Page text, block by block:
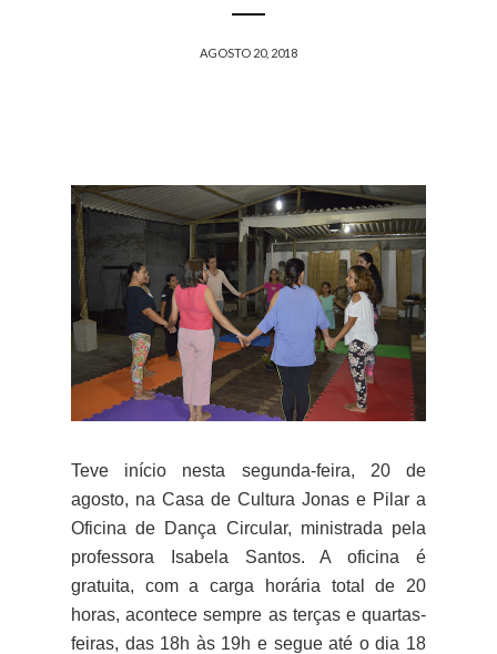
AGOSTO 20, 2018
Teve início nesta segunda-feira, 20 de
agosto, na Casa de Cultura Jonas e Pilar a
Oficina de Dança Circular, ministrada pela
professora Isabela Santos. A oficina é
gratuita, com a carga horária total de 20
horas, acontece sempre as terças e quartas-
feiras, das 18h às 19h e segue até o dia 18